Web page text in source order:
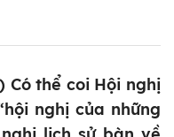
Có thể coi Hội nghị
nghị của những